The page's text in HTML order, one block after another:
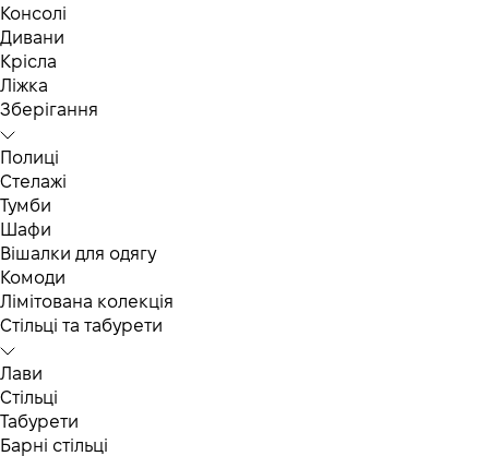
Консолі
Дивани
Крісла
Ліжка
Зберігання
Полиці
Стелажі
Тумби
Шафи
Вішалки для одягу
Комоди
Лімітована колекція
Стільці та табурети
Лави
Стільці
Табурети
Барні стільці